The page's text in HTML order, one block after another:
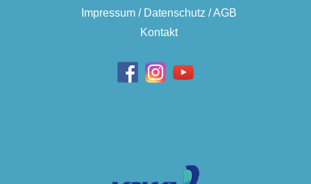
Impressum / Datenschutz / AGB
Kontakt